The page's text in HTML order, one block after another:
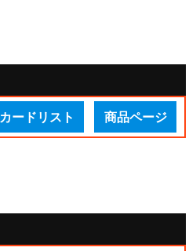
カードリスト 商品ページ